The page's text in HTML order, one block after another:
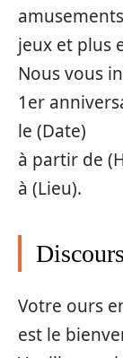
amusements
jeux et plus
Nous vous
1er
le (Date)
à partir de
à (Lieu).
Votre ours
est le